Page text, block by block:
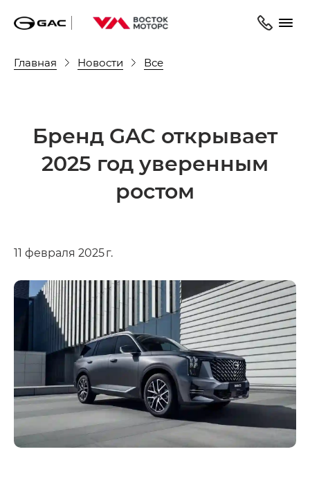
Главная Новости Все
Бренд GAC открывает
2025 год уверенным
ростом
11 февраля 2025 г.